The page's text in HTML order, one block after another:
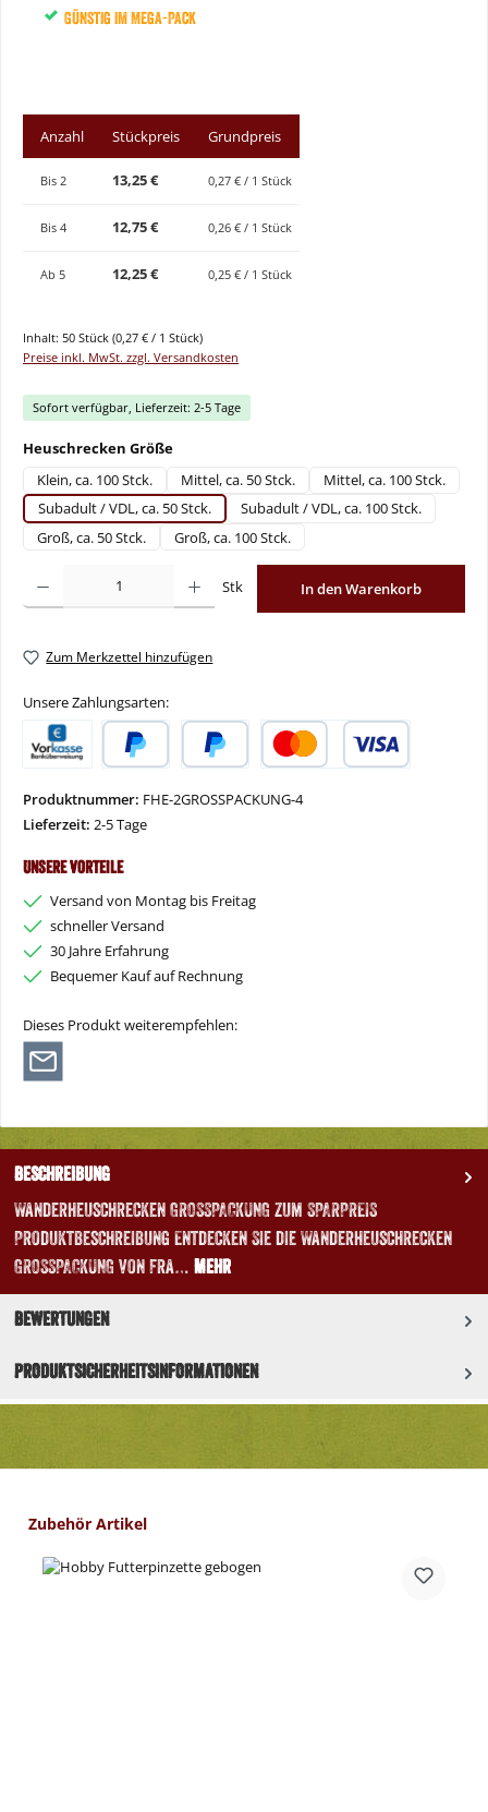
Günstig im Mega-Pack
Anzahl Stückpreis Grundpreis
Bis 2 13,25 € 0,27 € / 1 Stück
Bis 4 12,75 € 0,26 € / 1 Stück
Ab 5 12,25 € 0,25 € / 1 Stück
Inhalt: 50 Stück (0,27 € / 1 Stück)
Preise inkl. MwSt. zzgl. Versandkosten
Sofort verfügbar, Lieferzeit: 2-5 Tage
Heuschrecken Größeauswählen
Klein, ca. 100 Stck.
Mittel, ca. 50 Stck.
Mittel, ca. 100 Stck.
Subadult / VDL, ca. 50 Stck.
Subadult / VDL, ca. 100 Stck.
Groß, ca. 50 Stck.
Groß, ca. 100 Stck.
Stk In den Warenkorb
Zum Merkzettel hinzufügen
Unsere Zahlungsarten:
Produktnummer: FHE-2GROSSPACKUNG-4
Lieferzeit: 2-5 Tage
Unsere Vorteile
Versand von Montag bis Freitag
schneller Versand
30 Jahre Erfahrung
Bequemer Kauf auf Rechnung
Dieses Produkt weiterempfehlen:
Beschreibung
Wanderheuschrecken GROSSPACKUNG zum SPARPREIS
Produktbeschreibung Entdecken Sie die Wanderheuschrecken
GROSSPACKUNG von Fra… Mehr
Bewertungen
Produktsicherheitsinformationen
Produktgalerie überspringen
Zubehör Artikel